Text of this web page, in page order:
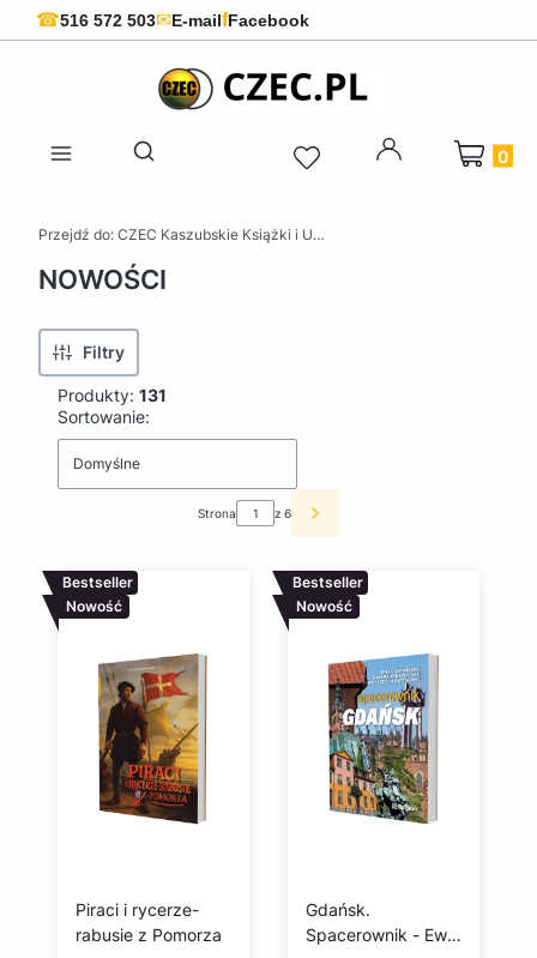
☎516 572 503✉E-mailfFacebook
Otwórz wyszukiwarkę
Produkty
Przejdź do: CZEC Kaszubskie Książki i Upominki - Pamiątki z Kaszub
NOWOŚCI
Filtry
Produkty: 131
Lista produktów
Sortowanie:
Domyślne
Strona z 6 Następne produkty
Bestseller
Nowość
Piraci i rycerze-
rabusie z Pomorza
Bestseller
Nowość
Gdańsk.
Spacerownik - Ewa